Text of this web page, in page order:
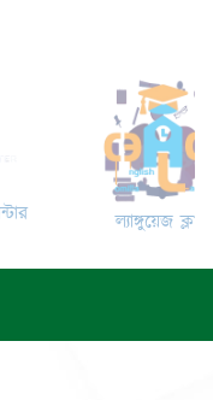
ল্যাঙ্গুয়েজ ক্লাব